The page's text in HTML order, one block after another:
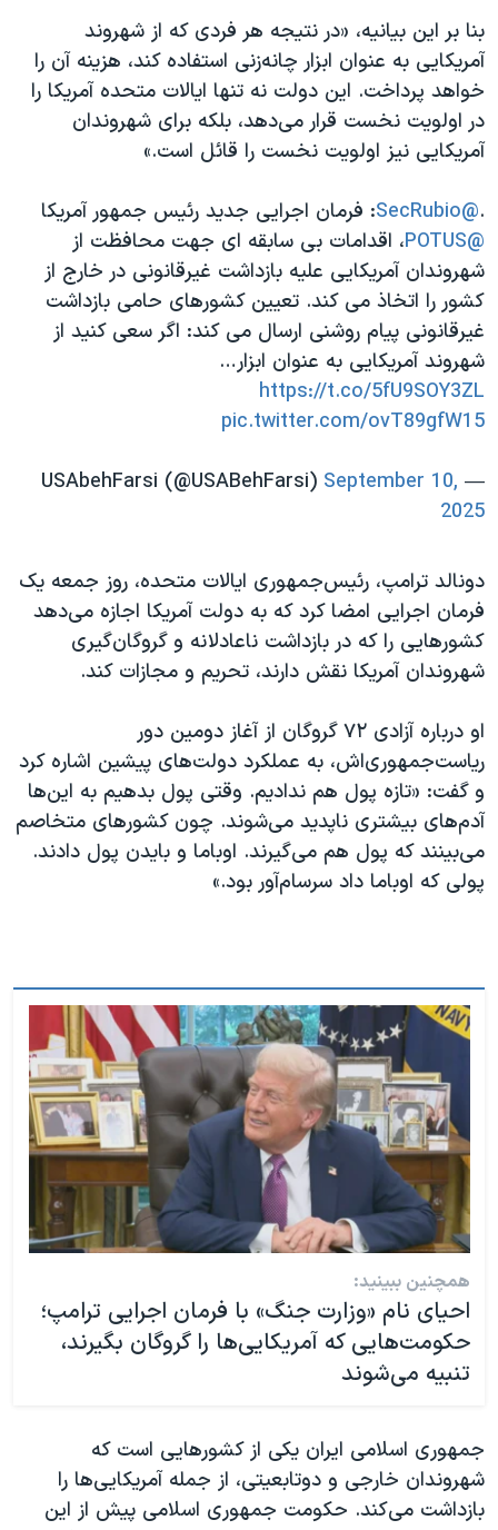
بنا بر این بیانیه، «در نتیجه هر فردی که از شهروند
آمریکایی به عنوان ابزار چانه‌زنی استفاده کند، هزینه آن را
خواهد پرداخت. این دولت نه تنها ایالات متحده آمریکا را
در اولویت نخست قرار می‌دهد، بلکه برای شهروندان
آمریکایی‌ نیز اولویت نخست را قائل است.»
.
@SecRubio
: فرمان اجرایی جدید رئیس جمهور آمریکا
@POTUS
، اقدامات بی‌ سابقه ‌ای جهت محافظت از
شهروندان آمریکایی‌ علیه بازداشت غیرقانونی در خارج از
کشور را اتخاذ می کند. تعیین کشورهای حامی بازداشت
غیرقانونی پیام روشنی ارسال می‌ کند: اگر سعی کنید از
شهروند آمریکایی به عنوان ابزار…
https://t.co/5fU9SOY3ZL
pic.twitter.com/ovT89gfW15
— USAbehFarsi (@USABehFarsi)
September 10,
2025
دونالد ترامپ، رئیس‌جمهوری ایالات متحده، روز جمعه یک
فرمان اجرایی امضا کرد که به دولت آمریکا اجازه می‌دهد
کشورهایی را که در بازداشت ناعادلانه و گروگان‌گیری
شهروندان آمریکا نقش دارند، تحریم و مجازات کند.
او درباره آزادی ۷۲ گروگان از آغاز دومین دور
ریاست‌جمهوری‌اش، به عملکرد دولت‌های پیشین اشاره کرد
و گفت: «تازه پول هم ندادیم. وقتی پول بدهیم به این‌ها
آدم‌های بیشتری ناپدید می‌شوند. چون کشورهای متخاصم
می‌بینند که پول هم می‌گیرند. اوباما و بایدن پول دادند.
پولی که اوباما داد سرسام‌آور بود.»
همچنین ببینید:
احیای نام «وزارت جنگ» با فرمان اجرایی ترامپ؛
حکومت‌هایی که آمریکایی‌ها را گروگان بگیرند،
تنبیه می‌شوند
جمهوری اسلامی ایران یکی از کشورهایی است که
شهروندان خارجی و دوتابعیتی، از جمله آمریکایی‌ها را
بازداشت می‌کند. حکومت جمهوری اسلامی پیش از این